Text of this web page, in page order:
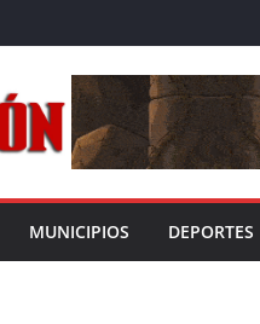
MUNICIPIOS DEPORTES